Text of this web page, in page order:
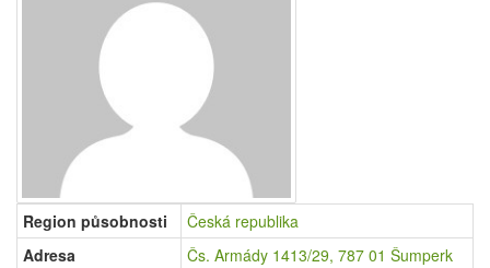
Region působnosti
Česká republika
Adresa
Čs. Armády 1413/29, 787 01 Šumperk